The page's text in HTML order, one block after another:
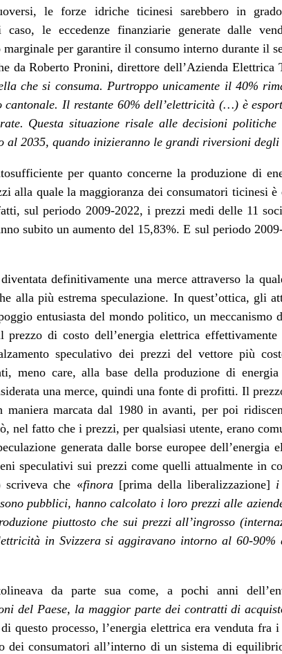
le forze idriche ticinesi sarebbero in
le eccedenze finanziarie generate dalle
per garantire il consumo interno durante il
da Roberto Pronini, direttore dell’Azienda Elettrica
che si consuma. Purtroppo unicamente il 40%
Il restante 60% dell’elettricità (…) è
Questa situazione risale alle decisioni
al 2035, quando inizieranno le grandi riversioni
per quanto concerne la produzione di
alla quale la maggioranza dei consumatori ticinesi è
sul periodo 2009-2022, i prezzi medi delle 11
subito un aumento del 15,83%. E sul periodo
definitivamente una merce attraverso la
alla più estrema speculazione. In quest’ottica, gli
entusiasta del mondo politico, un meccanismo
di costo dell’energia elettrica
speculativo dei prezzi del vettore più
meno care, alla base della produzione di
una merce, quindi una fonte di profitti. Il
maniera marcata dal 1980 in avanti, per poi
nel fatto che i prezzi, per qualsiasi utente, erano
generata dalle borse europee dell’energia
speculativi sui prezzi come quelli attualmente in
scriveva che «finora[prima della liberalizzazione] i
pubblici, hanno calcolato i loro prezzi alle
piuttosto che sui prezzi all’ingrosso
in Svizzera si aggiravano intorno al 60-90%
da parte sua come, a pochi anni
del Paese, la maggior parte dei contratti di
questo processo, l’energia elettrica era venduta fra
dei consumatori all’interno di un sistema di